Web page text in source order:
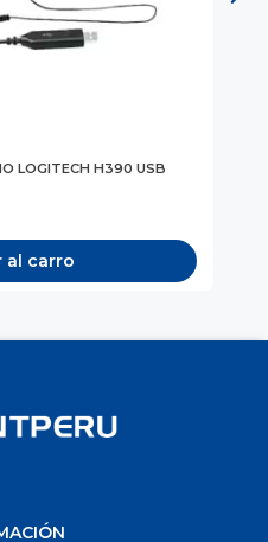
LOGITECH H390 USB
al carro